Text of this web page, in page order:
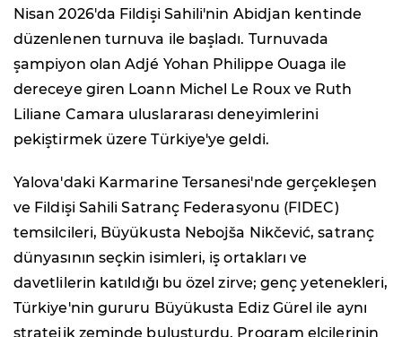
Nisan 2026'da Fildişi Sahili'nin Abidjan kentinde
düzenlenen turnuva ile başladı. Turnuvada
şampiyon olan Adjé Yohan Philippe Ouaga ile
dereceye giren Loann Michel Le Roux ve Ruth
Liliane Camara uluslararası deneyimlerini
pekiştirmek üzere Türkiye'ye geldi.
Yalova'daki Karmarine Tersanesi'nde gerçekleşen
ve Fildişi Sahili Satranç Federasyonu (FIDEC)
temsilcileri, Büyükusta Nebojša Nikčević, satranç
dünyasının seçkin isimleri, iş ortakları ve
davetlilerin katıldığı bu özel zirve; genç yetenekleri,
Türkiye'nin gururu Büyükusta Ediz Gürel ile aynı
stratejik zeminde buluşturdu. Program elçilerinin